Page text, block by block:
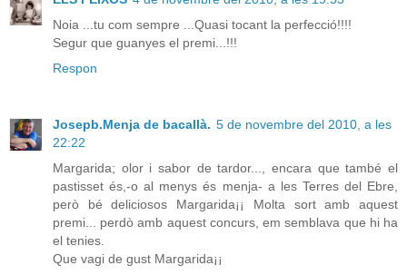
Noia ...tu com sempre ...Quasi tocant la perfecció!!!!
Segur que guanyes el premi...!!!
Respon
Josepb.Menja de bacallà. 5 de novembre del 2010, a les
22:22
Margarida; olor i sabor de tardor..., encara que també el
pastisset és,-o al menys és menja- a les Terres del Ebre,
però bé deliciosos Margarida¡¡ Molta sort amb aquest
premi... perdò amb aquest concurs, em semblava que hi ha
el tenies.
Que vagi de gust Margarida¡¡